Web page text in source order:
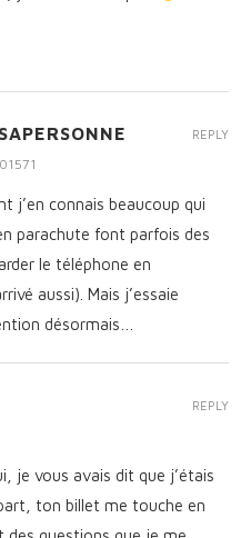
j’en connais beaucoup qui
parachute font parfois des
le téléphone en
aussi). Mais j’essaie
désormais…
REPLY
je vous avais dit que j’étais
ton billet me touche en
REPLY